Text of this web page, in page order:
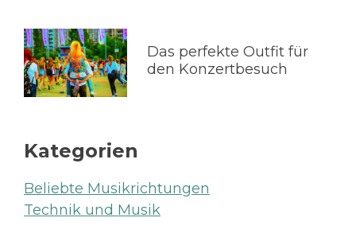
Das perfekte Outfit für
den Konzertbesuch
Kategorien
Beliebte Musikrichtungen
Technik und Musik